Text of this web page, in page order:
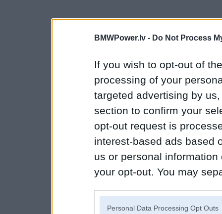
BMWPower.lv - Do Not Process
If you wish to opt-out of
processing of your
targeted advertising by
section to confirm your
opt-out request is
interest-based ads based
us or personal
your opt-out. You may
Personal Data Processing Opt Outs